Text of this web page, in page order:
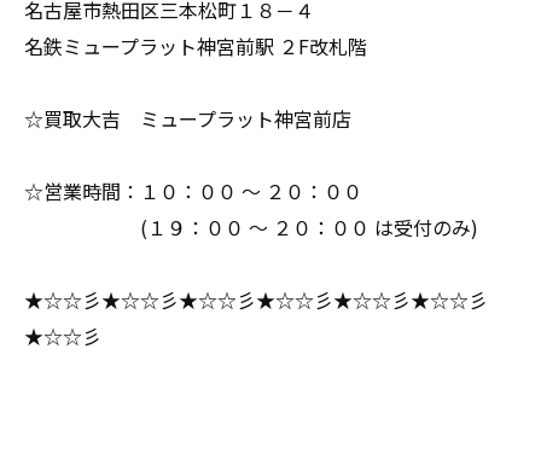
名古屋市熱田区三本松町１８－４
名鉄ミュープラット神宮前駅 ２F改札階
☆買取大吉 ミュープラット神宮前店
☆営業時間：１０：００ ～ ２０：００
(１９：００ ～ ２０：００ は受付のみ)
★☆☆彡★☆☆彡★☆☆彡★☆☆彡★☆☆彡★☆☆彡
★☆☆彡